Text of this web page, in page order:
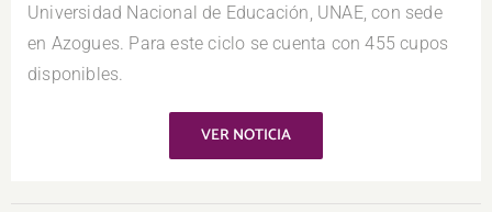
Universidad Nacional de Educación, UNAE, con sede
en Azogues. Para este ciclo se cuenta con 455 cupos
disponibles.
VER NOTICIA